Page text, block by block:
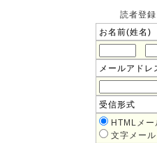
読者登
お名前(姓名)
メールアドレ
受信形式
HTMLメー
文字メール